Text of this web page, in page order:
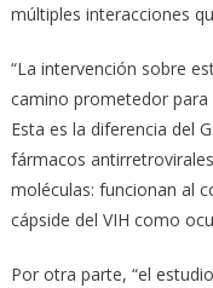
múltiples interacciones
“La intervención sobre
camino prometedor para
Esta es la diferencia del
fármacos
moléculas: funcionan al
cápside del VIH como
Por otra parte, “el